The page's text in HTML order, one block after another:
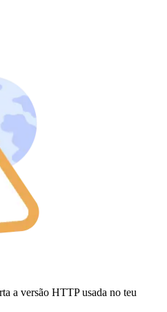
a versão HTTP usada no teu